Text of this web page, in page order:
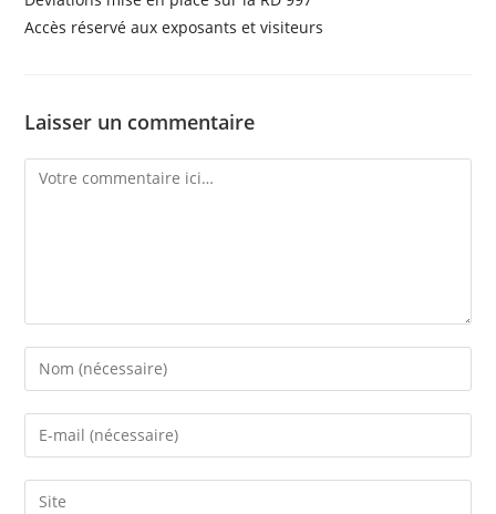
Accès réservé aux exposants et visiteurs
Laisser un commentaire